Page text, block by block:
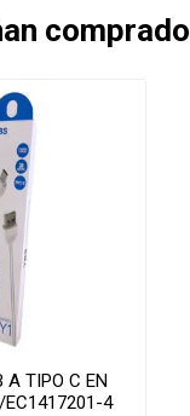
comprado
A TIPO C EN
4